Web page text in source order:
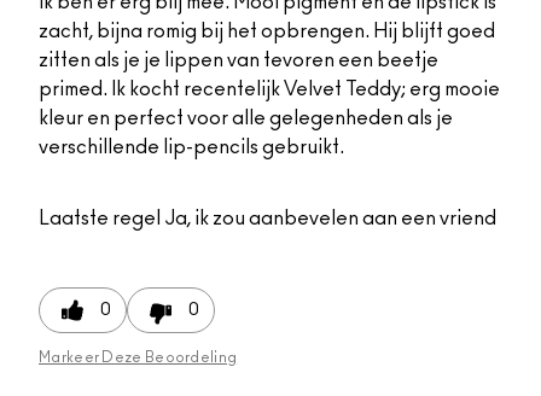
zacht, bijna romig bij het opbrengen. Hij blijft goed
zitten als je je lippen van tevoren een beetje
primed. Ik kocht recentelijk Velvet Teddy; erg mooie
kleur en perfect voor alle gelegenheden als je
verschillende lip-pencils gebruikt.
Laatste regel Ja, ik zou aanbevelen aan een vriend
0 0
Markeer Deze Beoordeling